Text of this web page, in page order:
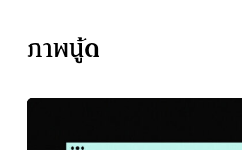
ภาพนู้ด